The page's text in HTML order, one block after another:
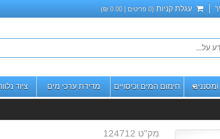
עגלת קניות (
0 פריטים | 0.00
₪)
חימום המים וכיסויים מדידת ערכי מים ציוד
מק"ט 124712